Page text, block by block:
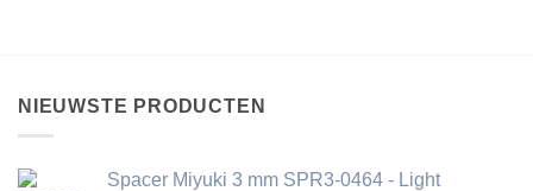
NIEUWSTE PRODUCTEN
Spacer Miyuki 3 mm SPR3-0464 - Light